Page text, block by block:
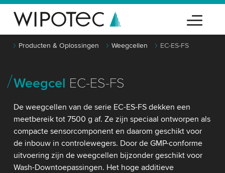
Producten & Oplossingen Weegcellen EC-ES-FS
Weegcel EC-ES-FS
De weegcellen van de serie EC-ES-FS dekken een
meetbereik tot 7500 g af. Ze zijn speciaal ontworpen als
compacte sensorcomponent en daarom geschikt voor
de inbouw in controlewegers. Door de GMP-conforme
uitvoering zijn de weegcellen bijzonder geschikt voor
Wash-Downtoepassingen. Het hoge additieve